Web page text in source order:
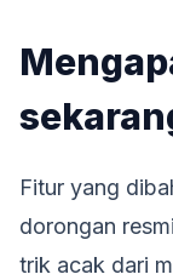
Fitur yang
dorongan
trik acak dari